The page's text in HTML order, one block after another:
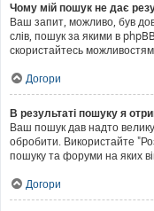
Чому мій пошук не дає
Ваш запит, можливо, був
слів, пошук за якими в
скористайтесь
Догори
В результаті пошуку я
Ваш пошук дав надто велику
обробити. Використайте
пошуку та форуми на яких
Догори